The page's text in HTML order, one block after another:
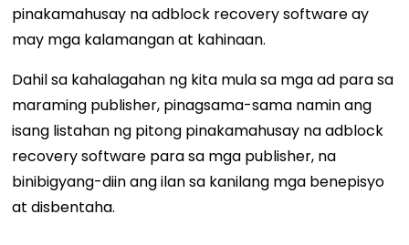
pinakamahusay na adblock recovery software ay
may mga kalamangan at kahinaan.
Dahil sa kahalagahan ng kita mula sa mga ad para sa
maraming publisher, pinagsama-sama namin ang
isang listahan ng pitong pinakamahusay na adblock
recovery software para sa mga publisher, na
binibigyang-diin ang ilan sa kanilang mga benepisyo
at disbentaha.